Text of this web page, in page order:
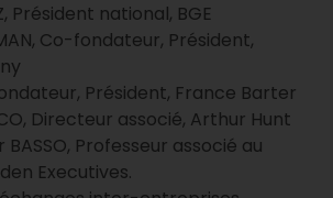
Président national, BGE
Co-fondateur, Président,
Président, France Barter
Directeur associé, Arthur Hunt
Professeur associé au
Executives.